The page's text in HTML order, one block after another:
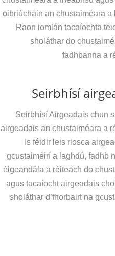
oibriúcháin an chustaiméara a
Raon iomlán tacaíochta
sholáthar do
fadhbanna a
Seirbhísí
Seirbhísí Airgeadais chun
airgeadais an chustaiméara a
Is féidir leis riosca
gcustaiméirí a laghdú, fadhb
éigeandála a réiteach do
agus tacaíocht airgeadais
sholáthar d’fhorbairt na